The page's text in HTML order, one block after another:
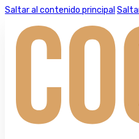
Saltar al contenido principal